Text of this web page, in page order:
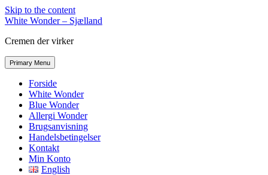
Skip to the content
White Wonder – Sjælland
Cremen der virker
Primary Menu
Forside
White Wonder
Blue Wonder
Allergi Wonder
Brugsanvisning
Handelsbetingelser
Kontakt
Min Konto
English